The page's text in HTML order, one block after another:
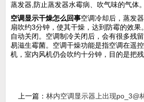
蒸发器,防止蒸发器水霉病、吹气味的气体。
空调显示干燥怎么回事空调冷却后，蒸发
扇吹约3分钟，使其干燥，达到防霉的效
自动关闭。空调制冷关闭后，会有很多残
易滋生霉菌。空调干燥功能是指空调在遥
机，室内风机仍会吹约十分钟，目的是把
上一篇： 林内空调显示器上出现po_3@